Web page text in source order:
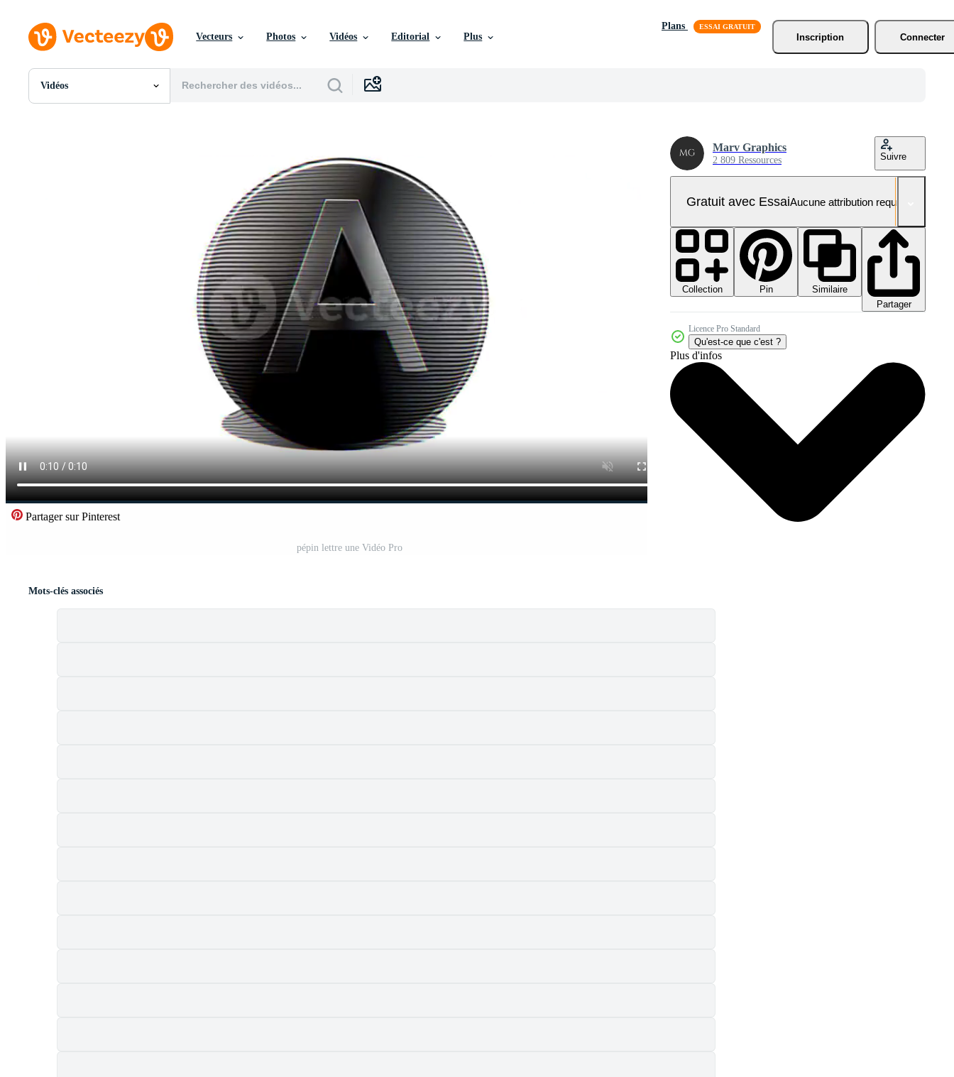
Vecteurs Photos Vidéos Editorial Plus
Plans
Inscription
Connecter
Vidéos
Toutes Images
Partager sur Pinterest
pépin lettre une Vidéo Pro
Marv Graphics
2 809 Ressources Suivre
Gratuit avec EssaiAucune attribution requise
Collection Pin
Similaire
Partager
Licence Pro Standard
Qu'est-ce que c'est ?
Plus d'infos
Mots-clés associés